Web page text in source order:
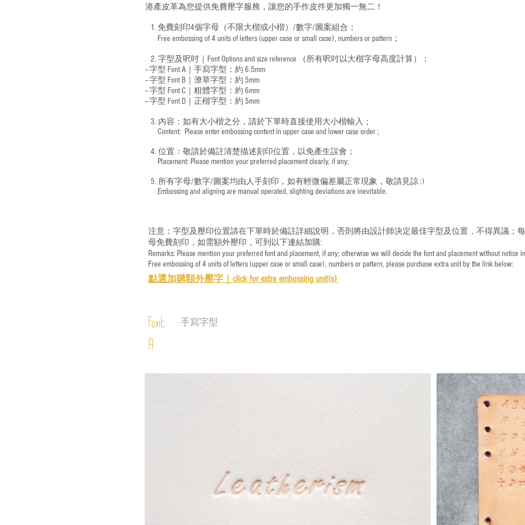
港產皮革為您提供免費壓字服務，讓您的手作皮件更加獨一無二！
1. 免費刻印4個字母（不限大楷或小楷）/數字/圖案組合；
Free embossing of 4 units of letters (upper case or small case), numbers or pattern；
2. 字型及呎吋｜ Font Options and size reference
（所有呎吋以大楷字母高度計算）：
-- 字型 Font A｜手寫字型：約 6.5mm
-- 字型 Font B｜潦草字型： 約 5mm
-- 字型 Font C｜粗體字型：約 6mm
-- 字型 Font D｜正楷字型： 約 5mm
3. 內容：如有大小楷之分，請於下單時直接使用大小楷輸入；
​ Content: Please enter embossing content in upper case and lower case order ;
4. 位置：敬請於備註清楚描述刻印位置，以免產生誤會；
​ Placement: Please mention your preferred placement clearly, if any;
5. 所有字母/數字/圖案均由人手刻印，如有輕微偏差屬正常現象，敬請見諒 :)
​ Embossing and aligning are manual operated, slighting deviations are inevitable.
注意：字型及壓印位置請在下單時於備註詳細說明，否則將由設計師決定最佳字型及位置，不得異議；
母免費刻印，如需額外壓印，可到以下連結加購:
Remarks: Please mention your preferred font and placement, if any; otherwise we will decide the font and placement without notice
Free embossing of 4 units of letters (upper case or small case), numbers or pattern, please purchase extra unit by the link below:
點選加購額外壓字｜ click for extra embossing unit(s)
Font
A
手寫字型